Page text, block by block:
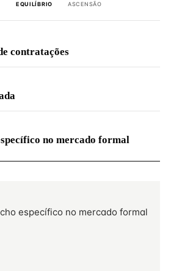
EQUILÍBRIO
ASCENSÃO
contratações
no mercado formal
específico no mercado formal